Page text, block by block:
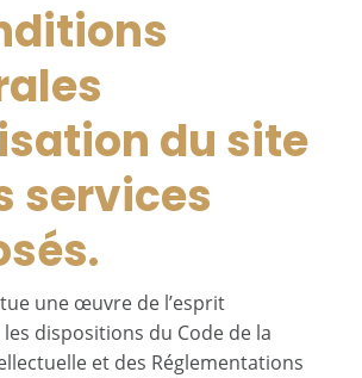
du site
services
une œuvre de l’esprit
dispositions du Code de la
et des Réglementations